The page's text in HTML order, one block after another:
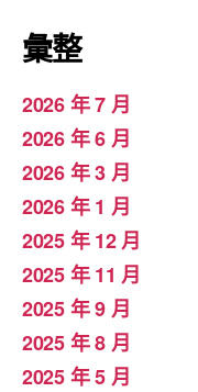
彙整
2026 年 7 月
2026 年 6 月
2026 年 3 月
2026 年 1 月
2025 年 12 月
2025 年 11 月
2025 年 9 月
2025 年 8 月
2025 年 5 月